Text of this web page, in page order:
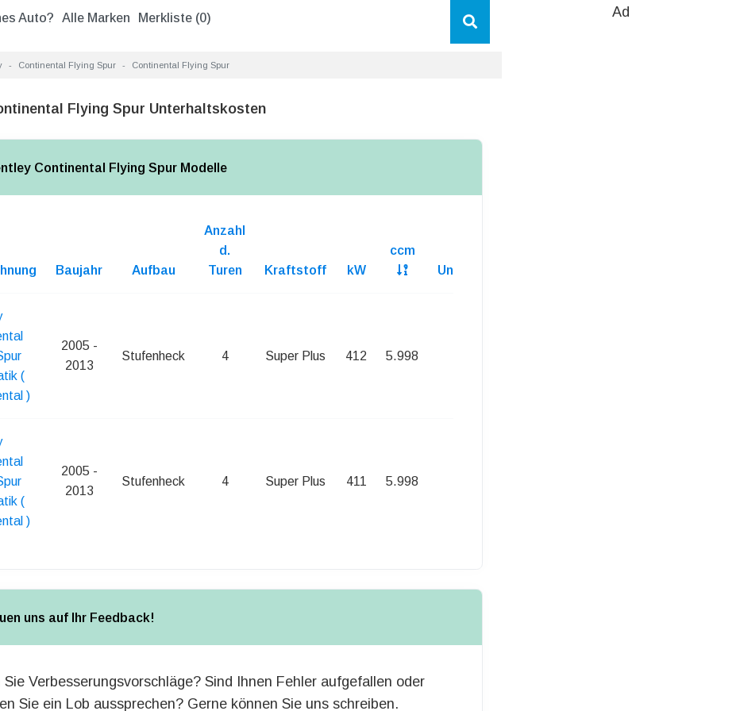
Auto? Alle Marken Merkliste (0) Ad
Continental Flying Spur Continental Flying Spur
Flying Spur Unterhaltskosten
Continental Flying Spur Modelle
Baujahr Aufbau
Anzahl
d.
Turen
Kraftstoff kW
ccm
Unterhaltskosten
(
)
2005 -
2013
Stufenheck 4 Super Plus 412 5.998
(
)
2005 -
2013
Stufenheck 4 Super Plus 411 5.998
uns auf Ihr Feedback!
Sie Verbesserungsvorschläge? Sind Ihnen Fehler aufgefallen oder
Sie ein Lob aussprechen? Gerne können Sie uns schreiben.